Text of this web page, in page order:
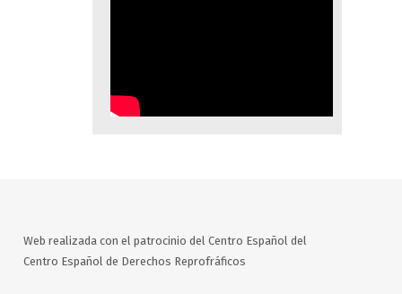
Web realizada con el patrocinio del Centro Español del
Centro Español de Derechos Reprofráficos